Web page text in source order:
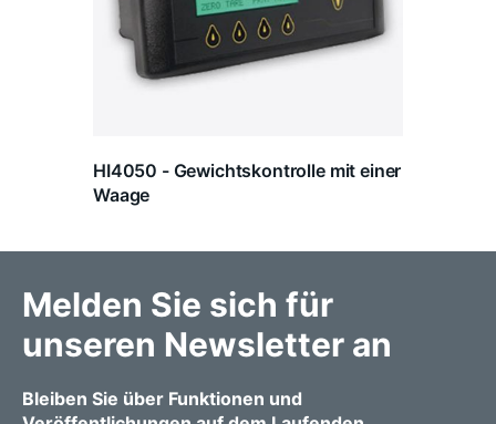
HI4050 - Gewichtskontrolle mit einer
Waage
Melden Sie sich für
unseren Newsletter an
Bleiben Sie über Funktionen und